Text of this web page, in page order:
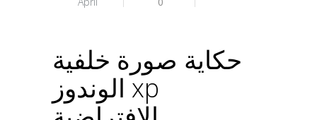
حكاية صورة خلفية
الوندوز xp